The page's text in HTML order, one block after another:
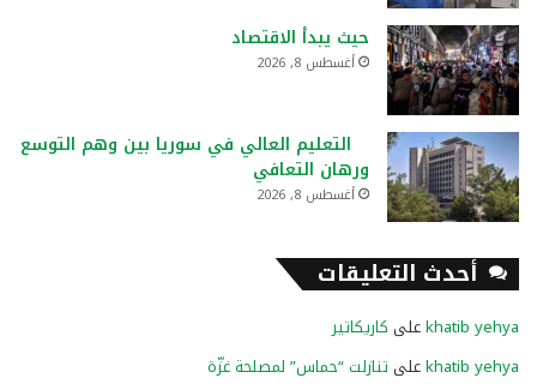
حيث يبدأ الاقتصاد
أغسطس 8, 2026
التعليم العالي في سوريا بين وهم التوسع
ورهان التعافي
أغسطس 8, 2026
أحدث التعليقات
khatib yehyaعلى كاريكاتير
khatib yehyaعلى تنازلت “حماس” لمصلحة غزّة